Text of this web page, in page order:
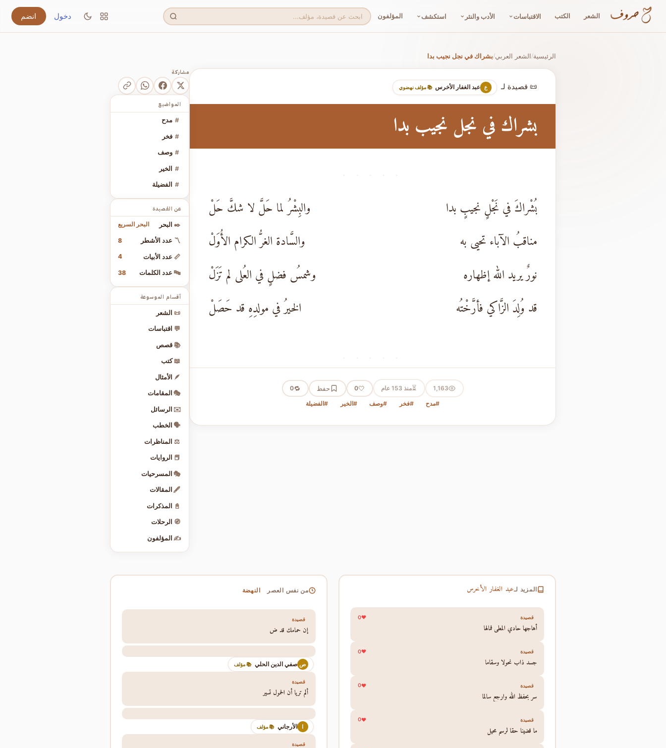
الشعر الكتب الاقتباسات الأدب والنثر استكشف المؤلفون دخول انضم
الرئيسية/الشعر العربي/بشراك في نجل نجيب بدا
📜 قصيدة لـ ع عبد الغفار الأخرس 📚 مؤلف نهضوي
بشراك في نجل نجيب بدا
· · · · ·
بُشْراكَ في نَجْلٍ نجيبٍ بدا
والبِشْرُ لما حَلَّ لا شكَّ حَلْ
مناقبُ الآباء تحيى به
والسَّادة الغرُّ الكرام الأُوَلْ
نورٌ يريد الله إظهاره
وشمسُ فضلٍ في العُلى لم تَزَلْ
قد وُلِدَ الزَّاكي فأرَّخْتُه
الخيرُ في مولدِهِ قد حَصَلْ
· · · · ·
1,163
⏳منذ 153 عام 🤍
0 حفظ 🔁
0
#مدح #فخر #وصف #الخير #الفضيلة
مشاركة
المواضيع
# مدح
# فخر
# وصف
# الخير
# الفضيلة
عن القصيدة
✒️ البحر البحر السريع
〽️ عدد الأشطر 8
📏 عدد الأبيات 4
🔤 عدد الكلمات 38
أقسام الموسوعة
📜 الشعر
💬 اقتباسات
📚 قصص
📖 كتب
🪶 الأمثال
🎭 المقامات
✉️ الرسائل
🗣️ الخطب
⚖️ المناظرات
📕 الروايات
🎭 المسرحيات
🖋️ المقالات
📓 المذكرات
🧭 الرحلات
✍️ المؤلفون
المزيد لـعبد الغفار الأخرس
قصيدة 0
أهاجها حادي المطي فمالها
قصيدة 0
جسد ذاب نحولا وسقاما
قصيدة 0
سر بحفظ الله وارجع سالما
قصيدة 0
ما قضينا حقا لرسم محيل
من نفس العصر النهضة
قصيدة
إن حمامك قد ض
ص صفي الدين الحلي 📚 مؤلف
قصيدة
ألم تريا أن الحمول تسير
ا الأرجاني 📚 مؤلف
قصيدة